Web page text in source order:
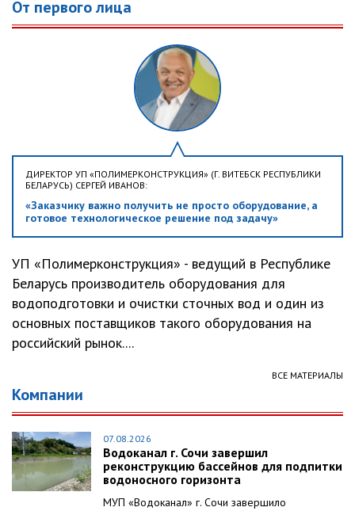
От первого лица
ДИРЕКТОР УП «ПОЛИМЕРКОНСТРУКЦИЯ» (Г. ВИТЕБСК РЕСПУБЛИКИ
БЕЛАРУСЬ) СЕРГЕЙ ИВАНОВ:
«Заказчику важно получить не просто оборудование, а
готовое технологическое решение под задачу»
УП «Полимерконструкция» - ведущий в Республике
Беларусь производитель оборудования для
водоподготовки и очистки сточных вод и один из
основных поставщиков такого оборудования на
российский рынок....
ВСЕ МАТЕРИАЛЫ
Компании
07.08.2026
Водоканал г. Сочи завершил
реконструкцию бассейнов для подпитки
водоносного горизонта
МУП «Водоканал» г. Сочи завершило